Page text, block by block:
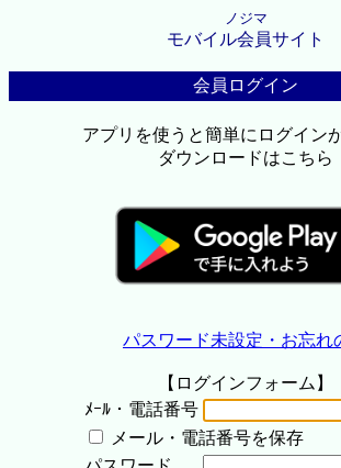
ノジマ
モバイル会員サイト
会員ログイン
アプリを使うと簡単にログイン
ダウンロードはこちら
パスワード未設定・お忘れ
【ログインフォーム】
ﾒｰﾙ・電話番号
メール・電話番号を保存